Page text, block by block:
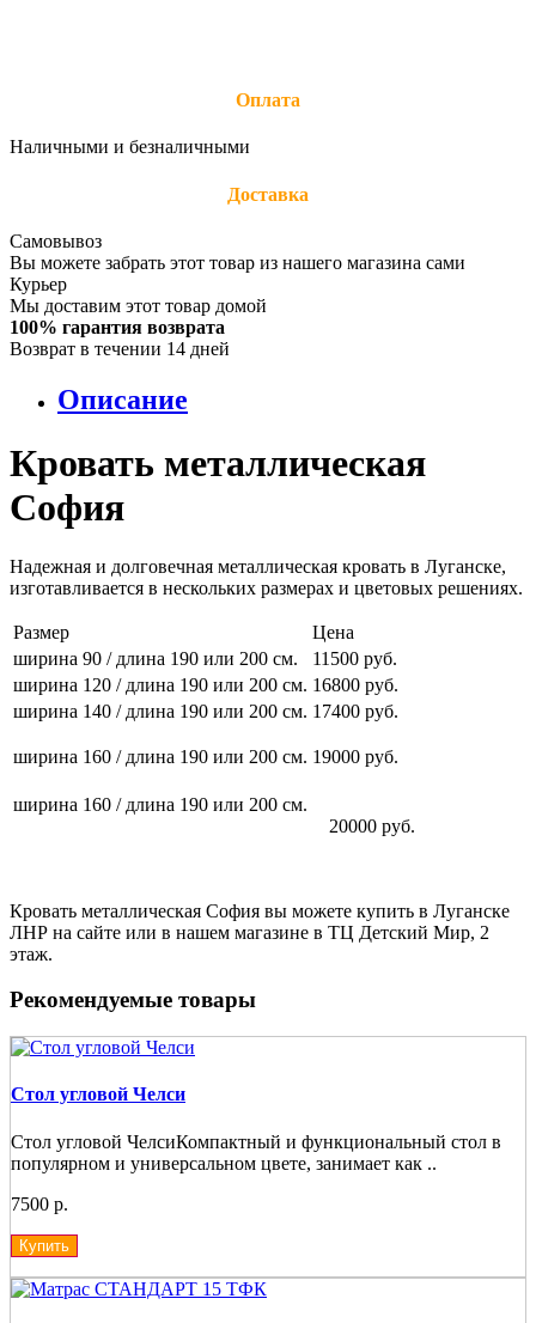
Оплата
Наличными и безналичными
Доставка
Самовывоз
Вы можете забрать этот товар из нашего магазина сами
Курьер
Мы доставим этот товар домой
100% гарантия возврата
Возврат в течении 14 дней
Описание
Кровать металлическая
София
Надежная и долговечная металлическая кровать в Луганске,
изготавливается в нескольких размерах и цветовых решениях.
Размер
Цена
ширина 90 / длина 190 или 200 см.
11500 руб.
ширина 120 / длина 190 или 200 см. 16800 руб.
ширина 140 / длина 190 или 200 см. 17400 руб.
ширина 160 / длина 190 или 200 см. 19000 руб.
ширина 160 / длина 190 или 200 см.
20000 руб.
Кровать металлическая София вы можете купить в Луганске
ЛНР на сайте или в нашем магазине в ТЦ Детский Мир, 2
этаж.
Рекомендуемые товары
Стол угловой Челси
Стол угловой ЧелсиКомпактный и функциональный стол в
популярном и универсальном цвете, занимает как ..
7500 р.
Купить